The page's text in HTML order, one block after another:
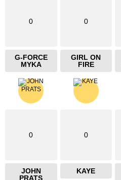
0
G-FORCE
MYKA
0
GIRL ON
FIRE
0
JOHN
PRATS
0
KAYE